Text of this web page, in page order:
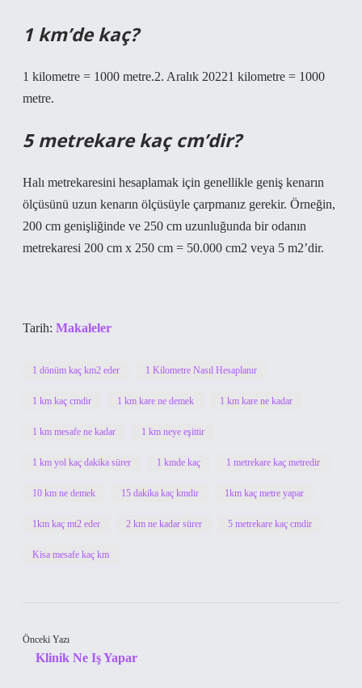
1 km’de kaç?
1 kilometre = 1000 metre.2. Aralık 20221 kilometre = 1000
metre.
5 metrekare kaç cm’dir?
Halı metrekaresini hesaplamak için genellikle geniş kenarın
ölçüsünü uzun kenarın ölçüsüyle çarpmanız gerekir. Örneğin,
200 cm genişliğinde ve 250 cm uzunluğunda bir odanın
metrekaresi 200 cm x 250 cm = 50.000 cm2 veya 5 m2’dir.
Tarih: Makaleler
1 dönüm kaç km2 eder 1 Kilometre Nasıl Hesaplanır
1 km kaç cmdir 1 km kare ne demek 1 km kare ne kadar
1 km mesafe ne kadar 1 km neye eşittir
1 km yol kaç dakika sürer 1 kmde kaç 1 metrekare kaç metredir
10 km ne demek 15 dakika kaç kmdir 1km kaç metre yapar
1km kaç mt2 eder 2 km ne kadar sürer 5 metrekare kaç cmdir
Kisa mesafe kaç km
Önceki Yazı
Klinik Ne Iş Yapar